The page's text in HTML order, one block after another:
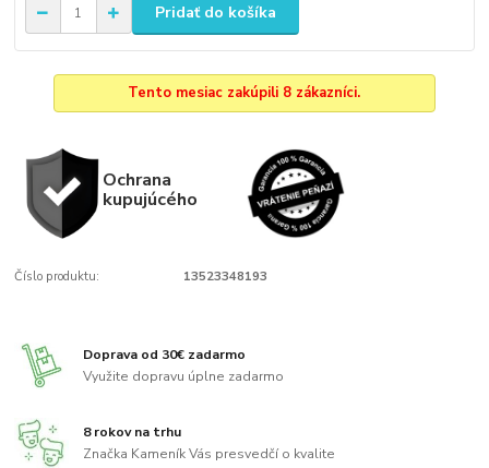
Pridať do košíka
Tento mesiac zakúpili 8 zákazníci.
Ochrana
kupujúcého
Číslo produktu: 13523348193
Doprava od 30€ zadarmo
Využite dopravu úplne zadarmo
8 rokov na trhu
Značka Kameník Vás presvedčí o kvalite